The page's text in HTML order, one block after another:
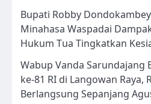
Bupati Robby
Minahasa Waspadai
Hukum Tua Tingkatkan
Wabup Vanda Sarundajang
ke-81 RI di Langowan Raya,
Berlangsung Sepanjang